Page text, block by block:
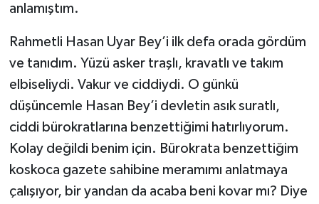
anlamıştım.
Rahmetli Hasan Uyar Bey’i ilk defa orada gördüm
ve tanıdım. Yüzü asker traşlı, kravatlı ve takım
elbiseliydi. Vakur ve ciddiydi. O günkü
düşüncemle Hasan Bey’i devletin asık suratlı,
ciddi bürokratlarına benzettiğimi hatırlıyorum.
Kolay değildi benim için. Bürokrata benzettiğim
koskoca gazete sahibine meramımı anlatmaya
çalışıyor, bir yandan da acaba beni kovar mı? Diye